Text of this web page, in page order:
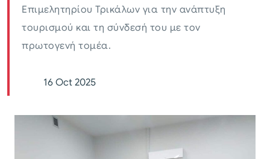
Επιμελητηρίου Τρικάλων για την ανάπτυξη
τουρισμού και τη σύνδεσή του με τον
πρωτογενή τομέα.
16 Oct 2025